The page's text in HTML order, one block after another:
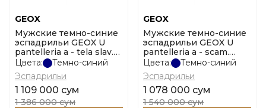
GEOX
Мужские темно-синие
эспадрильи GEOX U
pantelleria a - tela slav.
размер 40
Цвета:
Темно-синий
Эспадрильи
1 109 000 сум
1 386 000 сум
GEOX
Мужские темно-синие
эспадрильи GEOX U
pantelleria a - scam.
размер 40
Цвета:
Темно-синий
Эспадрильи
1 078 000 сум
1 540 000 сум